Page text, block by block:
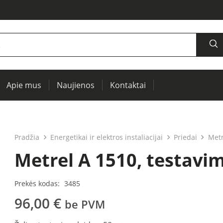
Apie mus Naujienos Kontaktai
Pradžia Energetikai ir elektros instaliacijai Priedai
Metrel A 1510,
Prekės kodas: 3485
96,00€ be PVM